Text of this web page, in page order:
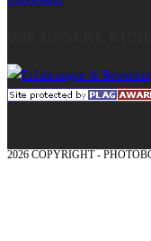
2026 COPYRIGHT -